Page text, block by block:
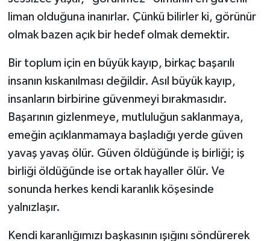
liman olduğuna inanırlar. Çünkü bilirler ki, görünür
olmak bazen açık bir hedef olmak demektir.
Bir toplum için en büyük kayıp, birkaç başarılı
insanın kıskanılması değildir. Asıl büyük kayıp,
insanların birbirine güvenmeyi bırakmasıdır.
Başarının gizlenmeye, mutluluğun saklanmaya,
emeğin açıklanmamaya başladığı yerde güven
yavaş yavaş ölür. Güven öldüğünde iş birliği; iş
birliği öldüğünde ise ortak hayaller ölür. Ve
sonunda herkes kendi karanlık köşesinde
yalnızlaşır.
Kendi karanlığımızı başkasının ışığını söndürerek